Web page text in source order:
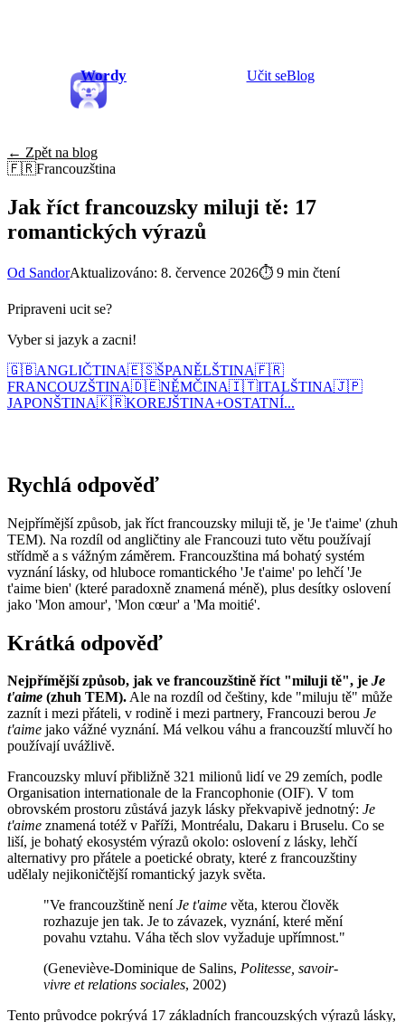
Wordy Učit seBlog
← Zpět na blog
🇫🇷Francouzština
Jak říct francouzsky miluji tě: 17
romantických výrazů
Od SandorAktualizováno: 8. července 2026⏱ 9 min čtení
Pripraveni ucit se?
Vyber si jazyk a zacni!
🇬🇧ANGLIČTINA🇪🇸ŠPANĚLŠTINA🇫🇷
FRANCOUZŠTINA🇩🇪NĚMČINA🇮🇹ITALŠTINA🇯🇵
JAPONŠTINA🇰🇷KOREJŠTINA+OSTATNÍ...
Rychlá odpověď
Nejpřímější způsob, jak říct francouzsky miluji tě, je 'Je t'aime' (zhuh
TEM). Na rozdíl od angličtiny ale Francouzi tuto větu používají
střídmě a s vážným záměrem. Francouzština má bohatý systém
vyznání lásky, od hluboce romantického 'Je t'aime' po lehčí 'Je
t'aime bien' (které paradoxně znamená méně), plus desítky oslovení
jako 'Mon amour', 'Mon cœur' a 'Ma moitié'.
Krátká odpověď
Nejpřímější způsob, jak ve francouzštině říct "miluji tě", je Je
t'aime (zhuh TEM).Ale na rozdíl od češtiny, kde "miluju tě" může
zaznít i mezi přáteli, v rodině i mezi partnery, Francouzi berou Je
t'aime jako vážné vyznání. Má velkou váhu a francouzští mluvčí ho
používají uvážlivě.
Francouzsky mluví přibližně 321 milionů lidí ve 29 zemích, podle
Organisation internationale de la Francophonie (OIF). V tom
obrovském prostoru zůstává jazyk lásky překvapivě jednotný: Je
t'aime znamená totéž v Paříži, Montréalu, Dakaru i Bruselu. Co se
liší, je bohatý ekosystém výrazů okolo: oslovení z lásky, lehčí
alternativy pro přátele a poetické obraty, které z francouzštiny
udělaly nejikoničtější romantický jazyk světa.
"Ve francouzštině neníJe t'aime věta, kterou člověk
rozhazuje jen tak. Je to závazek, vyznání, které mění
povahu vztahu. Váha těch slov vyžaduje upřímnost."
(Geneviève-Dominique de Salins, Politesse, savoir-
vivre et relations sociales, 2002)
Tento průvodce pokrývá 17 základních francouzských výrazů lásky,